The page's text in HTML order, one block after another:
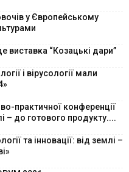
у Європейському
виставка “Козацькі дари”
і вірусології мали
практичної конференції
– до готового продукту....
та інновації: від землі –